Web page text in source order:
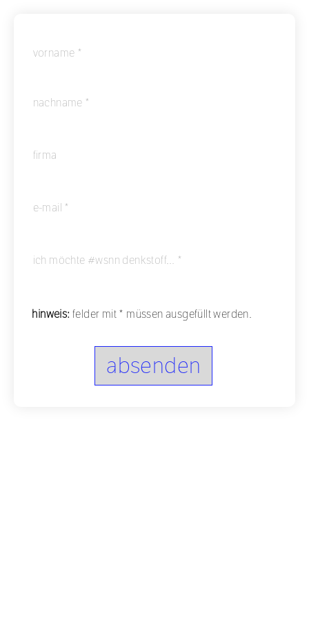
vorname *
nachname *
firma
e-mail *
ich möchte #wsnn denkstoff… *
hinweis: felder mit * müssen ausgefüllt werden.
absenden